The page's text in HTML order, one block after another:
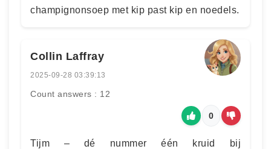
champignonsoep met kip past kip en noedels.
Collin Laffray
2025-09-28 03:39:13
Count answers : 12
0
Tijm – dé nummer één kruid bij